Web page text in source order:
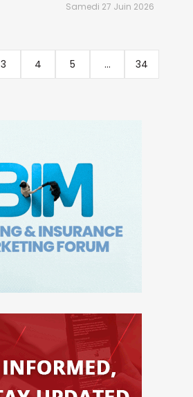
Samedi 27 Juin 2026
3 4 5 ... 34